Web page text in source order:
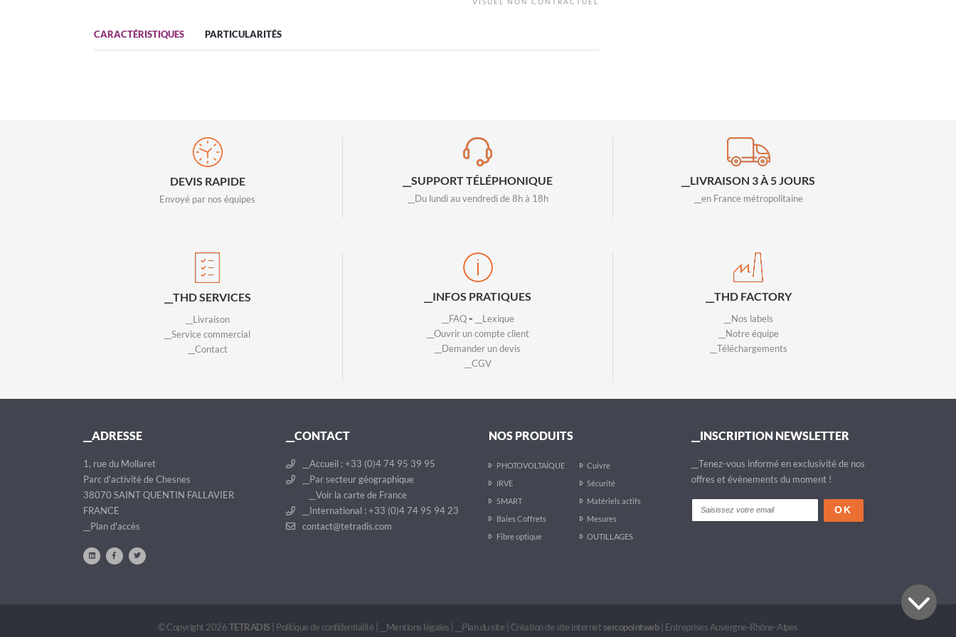
CARACTÉRISTIQUES PARTICULARITÉS
DEVIS RAPIDE
Envoyé par nos équipes
__SUPPORT TÉLÉPHONIQUE
__Du lundi au vendredi de 8h à 18h
__LIVRAISON 3 À 5 JOURS
__en France métropolitaine
__THD SERVICES
__Livraison
__Service commercial
__Contact
__INFOS PRATIQUES
__FAQ-
__Lexique
__Ouvrir un compte client
__Demander un devis
__CGV
__THD FACTORY
__Nos labels
__Notre équipe
__Téléchargements
__ADRESSE
1, rue du Mollaret
Parc d'activité de Chesnes
38070 SAINT QUENTIN FALLAVIER
FRANCE
__Plan d'accès
__CONTACT
__Accueil : +33 (0)4 74 95 39 95
__Par secteur géographique
__Voir la carte de France
__International : +33 (0)4 74 95 94 23
contact@tetradis.com
NOS PRODUITS
PHOTOVOLTAÏQUE
IRVE
SMART
Baies Coffrets
Fibre optique
Cuivre
Sécurité
Matériels actifs
Mesures
OUTILLAGES
__INSCRIPTION NEWSLETTER
__Tenez-vous informé en exclusivité de nos
offres et évènements du moment !
© Copyright 2026TETRADIS| Politique de confidentialité __Mentions légales __Plan du site Création de site internet sercopointweb| Entreprises Auvergne-Rhône-Alpes